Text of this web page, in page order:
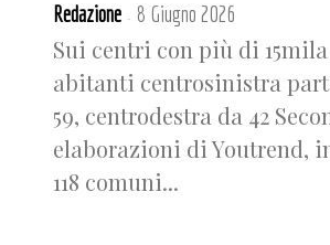
Redazione - 8 Giugno 2026
Sui centri con più di 15mila
abitanti centrosinistra
59, centrodestra da 42
elaborazioni di Youtrend,
118 comuni...